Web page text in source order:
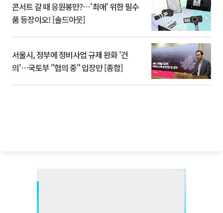
콘서트 갈 때 응원봉만?⋯'최애' 위한 필수
품 등장이오! [솔드아웃]
서울시, 정부에 정비사업 규제 완화 '건
의'⋯국토부 "협의 중" 입장만 [종합]